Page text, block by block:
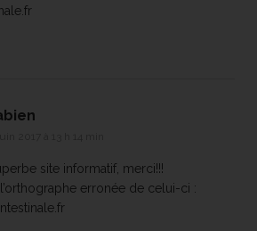
site informatif, merci!!!
erronée de celui-ci :